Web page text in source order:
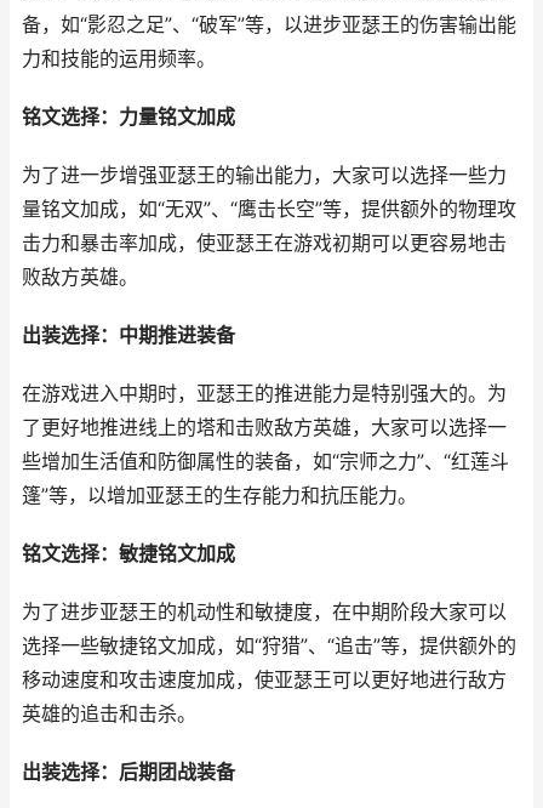
备，如“影忍之足”、“破军”等，以进步亚瑟王的伤害输出能
力和技能的运用频率。
铭文选择：力量铭文加成
为了进一步增强亚瑟王的输出能力，大家可以选择一些力
量铭文加成，如“无双”、“鹰击长空”等，提供额外的物理攻
击力和暴击率加成，使亚瑟王在游戏初期可以更容易地击
败敌方英雄。
出装选择：中期推进装备
在游戏进入中期时，亚瑟王的推进能力是特别强大的。为
了更好地推进线上的塔和击败敌方英雄，大家可以选择一
些增加生活值和防御属性的装备，如“宗师之力”、“红莲斗
篷”等，以增加亚瑟王的生存能力和抗压能力。
铭文选择：敏捷铭文加成
为了进步亚瑟王的机动性和敏捷度，在中期阶段大家可以
选择一些敏捷铭文加成，如“狩猎”、“追击”等，提供额外的
移动速度和攻击速度加成，使亚瑟王可以更好地进行敌方
英雄的追击和击杀。
出装选择：后期团战装备